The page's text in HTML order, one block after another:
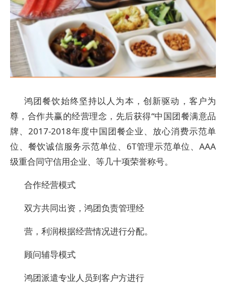
鸿团餐饮始终坚持以人为本，创新驱动，客户为
尊，合作共赢的经营理念，先后获得“中国团餐满意品
牌、2017-2018年度中国团餐企业、放心消费示范单
位、餐饮诚信服务示范单位、6T管理示范单位、AAA
级重合同守信用企业、等几十项荣誉称号。
合作经营模式
双方共同出资，鸿团负责管理经
营，利润根据经营情况进行分配。
顾问辅导模式
鸿团派遣专业人员到客户方进行